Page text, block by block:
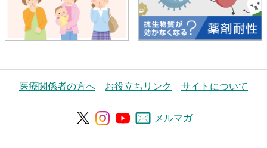
医療関係者の方へ お役立ちリンク サイトについて
メルマガ